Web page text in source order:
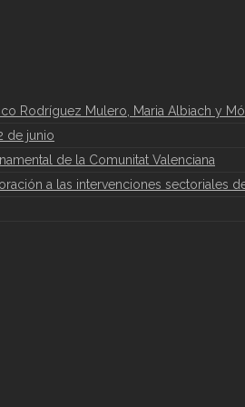
Rodríguez Mulero, Maria Albiach y
de junio
de la Comunitat Valenciana
a las intervenciones sectoriales